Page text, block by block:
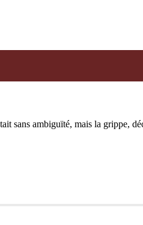
sans ambiguïté, mais la grippe,